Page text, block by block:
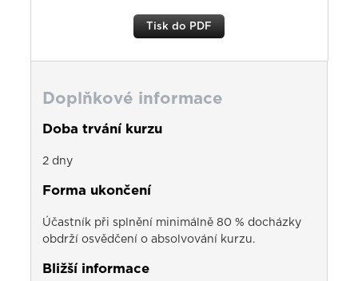
Tisk do PDF
Doplňkové informace
Doba trvání kurzu
2 dny
Forma ukončení
Účastník při splnění minimálně 80 % docházky
obdrží osvědčení o absolvování kurzu.
Bližší informace